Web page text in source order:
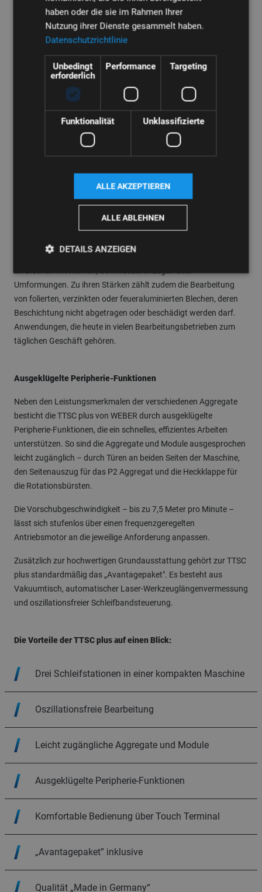
gleichmäßig zu verrunden. Da die Planetenkopf-Werkzeuge mit
einem großen Überlappungsbereich arbeiten, ist eine zusätzliche
Oszillationsbewegung nicht erforderlich. Dadurch gibt es weder
Oszillationsspuren auf der Oberfläche noch Bearbeitungslücken.
Für die unterschiedlichen Bearbeitungsanforderungen stehen
am Planetenkopf-Aggregat verschiedene Werkzeuge zur
Ausgefeilte Ingenieurskunst – die Multi-Rotations-Bürste R2
Ein Muster an ausgefeilter Ingenieurskunst „made in Kronach“ ist
Kantenverrundung an allen Innen- und Außenkanten. Die zwei
Bürsten pro Kopf kämmen ineinander, das bringt über die
gesamte Arbeitsbreite sehr gleichmäßige
Bearbeitungsergebnisse.
Die Multi-Rotations-Bürste ist ideal für die allseitige Verrundung
Umformungen. Zu ihren Stärken zählt zudem die Bearbeitung
von folierten, verzinkten oder feueraluminierten Blechen, deren
Beschichtung nicht abgetragen oder beschädigt werden darf.
Anwendungen, die heute in vielen Bearbeitungsbetrieben zum
täglichen Geschäft gehören.
Ausgeklügelte Peripherie-Funktionen
Neben den Leistungsmerkmalen der verschiedenen Aggregate
besticht die TTSC plus von WEBER durch ausgeklügelte
Peripherie-Funktionen, die ein schnelles, effizientes Arbeiten
unterstützen. So sind die Aggregate und Module ausgesprochen
leicht zugänglich – durch Türen an beiden Seiten der Maschine,
den Seitenauszug für das P2 Aggregat und die Heckklappe für
die Rotationsbürsten.
Die Vorschubgeschwindigkeit – bis zu 7,5 Meter pro Minute –
lässt sich stufenlos über einen frequenzgeregelten
Antriebsmotor an die jeweilige Anforderung anpassen.
Zusätzlich zur hochwertigen Grundausstattung gehört zur TTSC
plus standardmäßig das „Avantagepaket". Es besteht aus
Vakuumtisch, automatischer Laser-Werkzeuglängenvermessung
und oszillationsfreier Schleifbandsteuerung.
Die Vorteile der TTSC plus auf einen Blick:
Drei Schleifstationen in einer kompakten Maschine
Oszillationsfreie Bearbeitung
Leicht zugängliche Aggregate und Module
Ausgeklügelte Peripherie-Funktionen
Komfortable Bedienung über Touch Terminal
„Avantagepaket” inklusive
Qualität „Made in Germany“
haben oder die sie im Rahmen Ihrer
Nutzung ihrer Dienste gesammelt haben.
Datenschutzrichtlinie
Unbedingt
erforderlich
Performance Targeting
Funktionalität Unklassifizierte
ALLE AKZEPTIEREN
ALLE ABLEHNEN
DETAILS ANZEIGEN